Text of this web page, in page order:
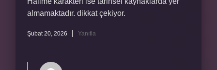
almamaktadır. dikkat çekiyor.
Şubat 20, 2026 Yanıtla